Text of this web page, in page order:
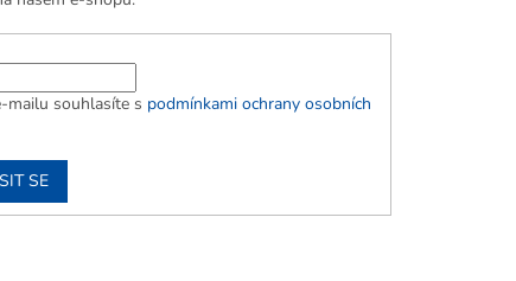
mailu souhlasíte s podmínkami ochrany osobních
SE